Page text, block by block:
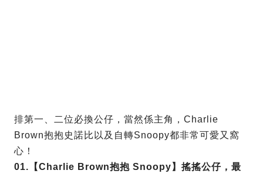
排第一、二位必換公仔，當然係主角，Charlie
Brown抱抱史諾比以及自轉Snoopy都非常可愛又窩
心！
01. 【Charlie Brown抱抱 Snoopy】 搖搖公仔，最